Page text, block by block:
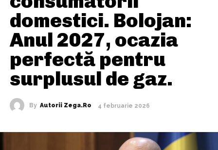
domestici. Bolojan:
Anul 2027, ocazia
perfectă pentru
surplusul de gaz.
By Autorii Zega.ro 4 februarie 2026